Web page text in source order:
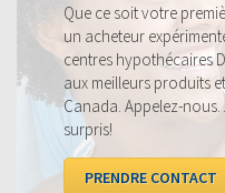
que vous soyez
crédit, les
donnent accès
taux offerts au
agréablement